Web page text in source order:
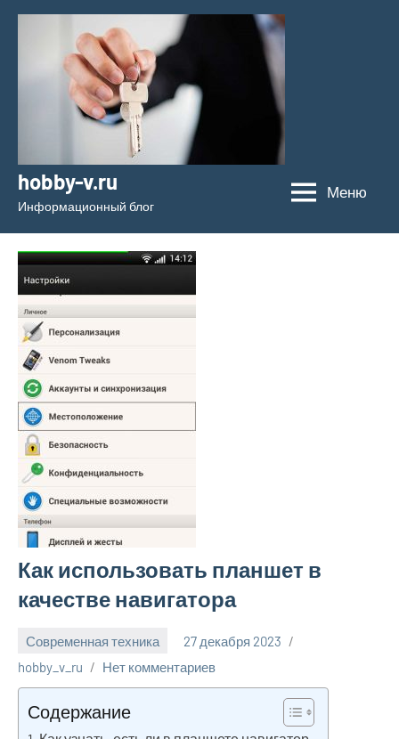
Перейти
содержимому
hobby-v.ru
Информационный блог
Меню
Как использовать планшет в
качестве навигатора
Современная техника
27 декабря 2023
hobby_v_ru
Нет комментариев
Содержание